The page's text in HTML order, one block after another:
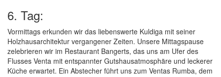
6. Tag:
Vormittags erkunden wir das liebenswerte Kuldiga mit seiner
Holzhausarchitektur vergangener Zeiten. Unsere Mittagspause
zelebrieren wir im Restaurant Bangerts, das uns am Ufer des
Flusses Venta mit entspannter Gutshausatmosphäre und leckerer
Küche erwartet. Ein Abstecher führt uns zum Ventas Rumba, dem